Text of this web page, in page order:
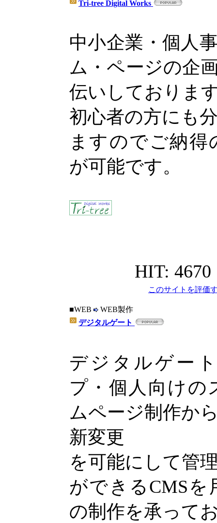
Tri-tree Digital Works
中小企業・個人
ム・ページの企
伝いしておりま
初心者の方にも
ますのでご納得
が可能です。
HIT: 4670
このサイトを評価
■WEB
WEB製作
デジタルゲート
デジタルゲー
プ・個人向けの
ムページ制作か
新変更
を可能にして管
ができるCMS
の制作を承って